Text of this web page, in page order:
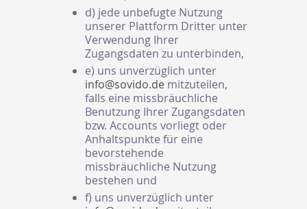
d) jede unbefugte Nutzung
unserer Plattform Dritter unter
Verwendung Ihrer
Zugangsdaten zu unterbinden,
e) uns unverzüglich unter
info@sovido.de mitzuteilen,
falls eine missbräuchliche
Benutzung Ihrer Zugangsdaten
bzw. Accounts vorliegt oder
Anhaltspunkte für eine
bevorstehende
missbräuchliche Nutzung
bestehen und
f) uns unverzüglich unter